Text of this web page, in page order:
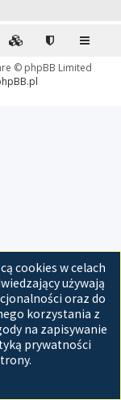
cookies w celach
używają
oraz do
korzystania z
na zapisywanie
prywatności
© phpBB Limited